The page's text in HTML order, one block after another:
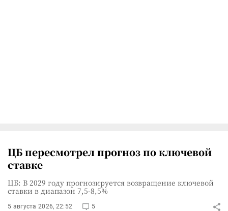
ЦБ пересмотрел прогноз по ключевой
ставке
ЦБ: В 2029 году прогнозируется возвращение ключевой
ставки в диапазон 7,5-8,5%
5 августа 2026, 22:52 5